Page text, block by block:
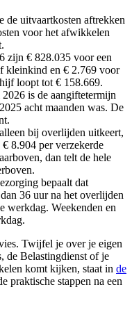
de uitvaartkosten aftrekken
voor het afwikkelen
zijn € 828.035 voor een
kleinkind en € 2.769 voor
loopt tot € 158.669.
is de aangiftetermijn
acht maanden was. De
bij overlijden uitkeert,
8.904 per verzekerde
dan telt de hele
bepaalt dat
36 uur na het overlijden
werkdag. Weekenden en
Twijfel je over je eigen
de Belastingdienst of je
komt kijken, staat in de
praktische stappen na een